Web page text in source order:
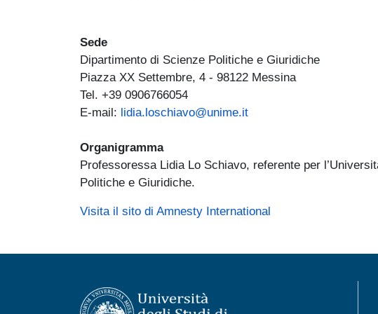
Sede
Dipartimento di Scienze Politiche e Giuridiche
Piazza XX Settembre, 4 - 98122 Messina
Tel. +39 0906766054
E-mail: lidia.loschiavo@unime.it
Organigramma
Professoressa Lidia Lo Schiavo, referente per
Politiche e Giuridiche.
Visita il sito di Amnesty International